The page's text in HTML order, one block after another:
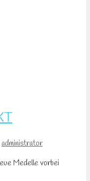
administrator
Medelle vorbei